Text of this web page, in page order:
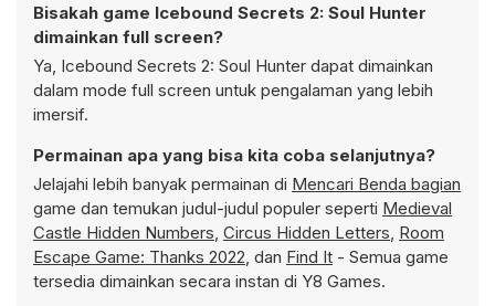
Bisakah game Icebound Secrets 2: Soul Hunter
dimainkan full screen?
Ya, Icebound Secrets 2: Soul Hunter dapat dimainkan
dalam mode full screen untuk pengalaman yang lebih
imersif.
Permainan apa yang bisa kita coba selanjutnya?
Jelajahi lebih banyak permainan di Mencari Benda bagian
game dan temukan judul-judul populer seperti Medieval
Castle Hidden Numbers, Circus Hidden Letters, Room
Escape Game: Thanks 2022, dan Find It - Semua game
tersedia dimainkan secara instan di Y8 Games.